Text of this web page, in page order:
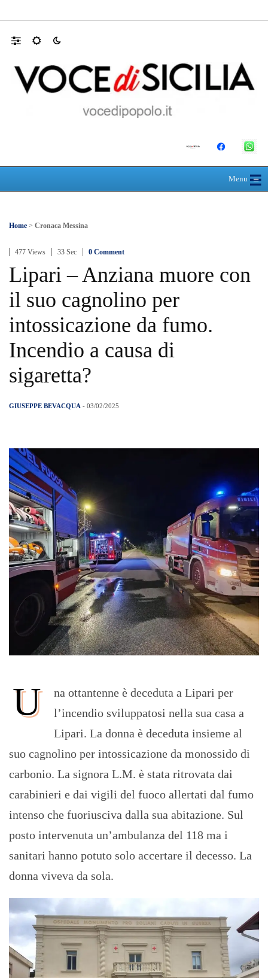
Menu≡
☰
Home > Cronaca Messina
477 Views 33 Sec 0 Comment
Lipari – Anziana muore con
il suo cagnolino per
intossicazione da fumo.
Incendio a causa di
sigaretta?
GIUSEPPE BEVACQUA - 03/02/2025
U
na ottantenne è deceduta a Lipari per
l’incendio sviluppatosi nella sua casa a
Lipari. La donna è deceduta insieme al
suo cagnolino per intossicazione da monossido di
carbonio. La signora L.M. è stata ritrovata dai
carabinieri e dai vigili del fuoco allertati dal fumo
intenso che fuoriusciva dalla sua abitazione. Sul
posto intervenuta un’ambulanza del 118 ma i
sanitari hanno potuto solo accertare il decesso. La
donna viveva da sola.